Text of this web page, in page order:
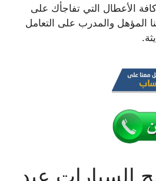
الأعطال التي تفاجأك على
المؤهل والمدرب على التعامل
السيارات عبد